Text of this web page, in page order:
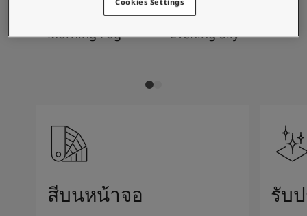
ค้นหาร้านตัวแทนจำหน่าย
เอกสารข้อมูลทางเทคนิค
Morning Fog
1462
Evening Sky
สีบนหน้าจอ รับ